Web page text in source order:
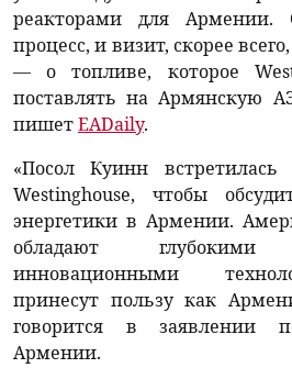
реакторами для Армении.
процесс, и визит, скорее
— о топливе, которое
поставлять на Армянскую
пишетEADaily.
«Посол Куинн встретилась
Westinghouse, чтобы
энергетики в Армении.
обладают
инновационными
принесут пользу как
говорится в заявлении
Армении.